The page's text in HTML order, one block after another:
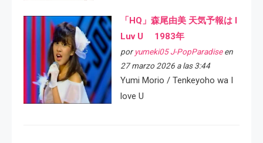
「HQ」森尾由美 天気予報は I
Luv U 1983年
por yumeki05 J-PopParadiseen
27 marzo 2026 a las 3:44
Yumi Morio / Tenkeyoho wa I
love U